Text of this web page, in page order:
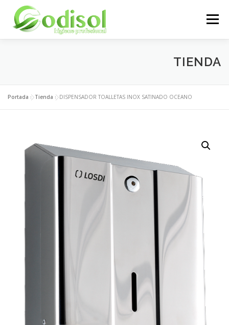
contenido
Menú
ÁREA CLIENTES CONTACTO
TIENDA
Portada »Tienda »DISPENSADOR TOALLETAS INOX SATINADO OCEANO